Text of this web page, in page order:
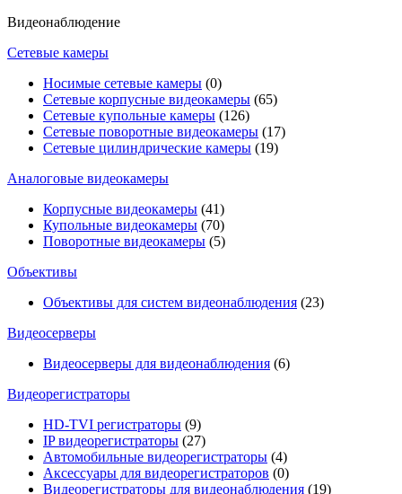
Видеонаблюдение
Сетевые камеры
Носимые сетевые камеры (0)
Сетевые корпусные видеокамеры (65)
Сетевые купольные камеры (126)
Сетевые поворотные видеокамеры (17)
Сетевые цилиндрические камеры (19)
Аналоговые видеокамеры
Корпусные видеокамеры (41)
Купольные видеокамеры (70)
Поворотные видеокамеры (5)
Объективы
Объективы для систем видеонаблюдения (23)
Видеосерверы
Видеосерверы для видеонаблюдения (6)
Видеорегистраторы
HD-TVI регистраторы (9)
IP видеорегистраторы (27)
Автомобильные видеорегистраторы (4)
Аксессуары для видеорегистраторов (0)
Видеорегистраторы для видеонаблюдения (19)